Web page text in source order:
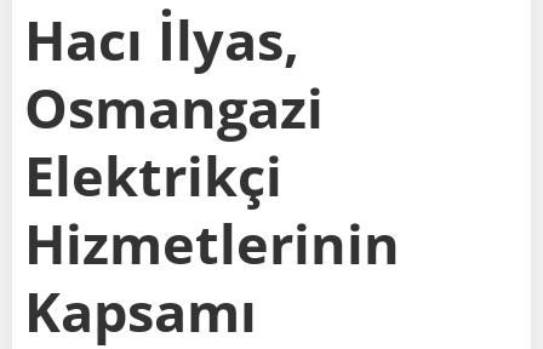
Hacı İlyas,
Osmangazi
Elektrikçi
Hizmetlerinin
Kapsamı